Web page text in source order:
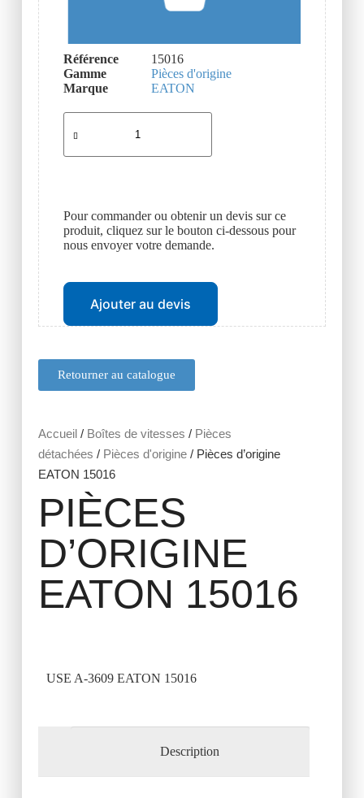
Retourner au catalogue
Accueil / Boîtes de vitesses / Pièces
détachées / Pièces d'origine/ Pièces d’origine
EATON 15016
PIÈCES
D’ORIGINE
EATON 15016
USE A-3609 EATON 15016
Description
Référence
15016
Gamme
Pièces d'origine
Marque
EATON
Pour commander ou obtenir un devis sur ce
produit, cliquez sur le bouton ci-dessous pour
nous envoyer votre demande.
Ajouter au devis